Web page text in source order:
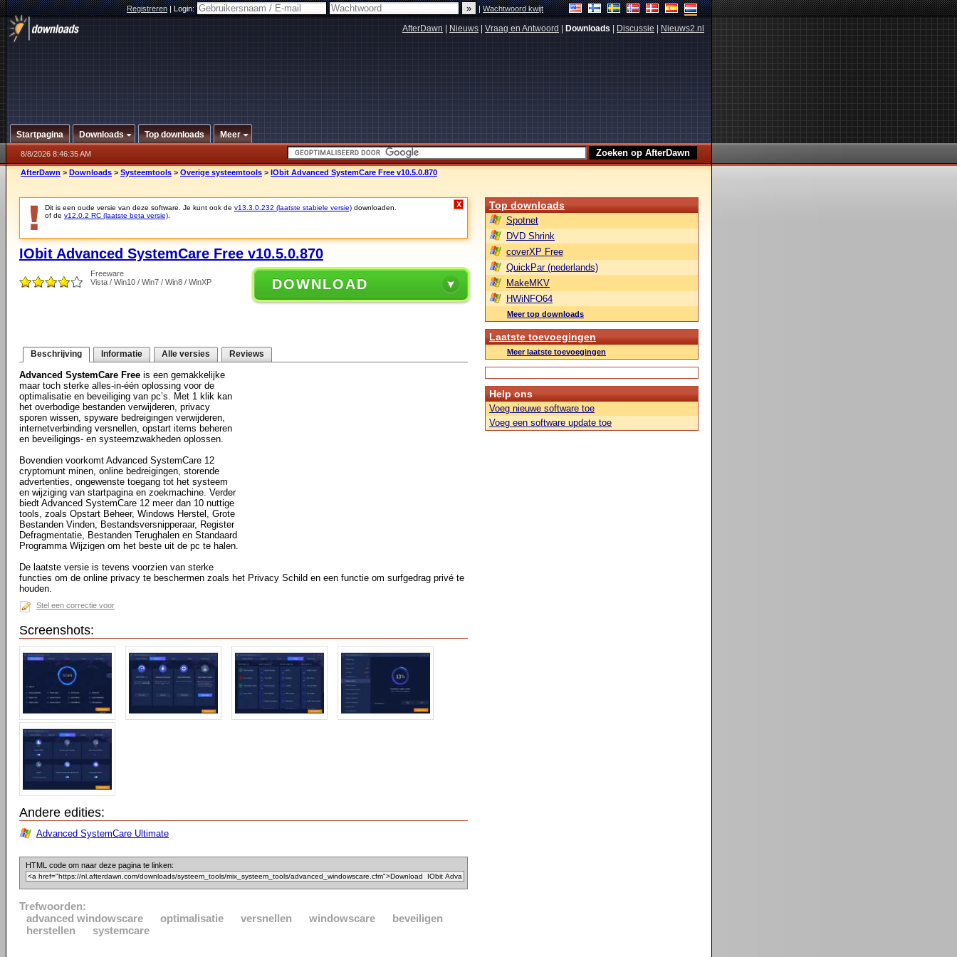
Registreren|Login: |Wachtwoord kwijt
AfterDawn Nieuws Vraag en Antwoord Downloads Discussie Nieuws2.nl
Startpagina Downloads Top downloads Meer
8/8/2026 8:46:35 AM
AfterDawn > Downloads > Systeemtools > Overige systeemtools > IObit Advanced SystemCare Free v10.5.0.870
Dit is een oude versie van deze software. Je kunt ook de v13.3.0.232 (laatste stabiele versie) downloaden.
of de v12.0.2 RC (laatste beta versie)
X
IObit Advanced SystemCare Free v10.5.0.870
Freeware
Vista / Win10 / Win7 / Win8 / WinXP
DOWNLOAD
Beschrijving Informatie Alle versies Reviews
Advanced SystemCare Free is een gemakkelijke
maar toch sterke alles-in-één oplossing voor de
optimalisatie en beveiliging van pc’s. Met 1 klik kan
het overbodige bestanden verwijderen, privacy
sporen wissen, spyware bedreigingen verwijderen,
internetverbinding versnellen, opstart items beheren
en beveiligings- en systeemzwakheden oplossen.
Bovendien voorkomt Advanced SystemCare 12
cryptomunt minen, online bedreigingen, storende
advertenties, ongewenste toegang tot het systeem
en wijziging van startpagina en zoekmachine. Verder
biedt Advanced SystemCare 12 meer dan 10 nuttige
tools, zoals Opstart Beheer, Windows Herstel, Grote
Bestanden Vinden, Bestandsversnipperaar, Register
Defragmentatie, Bestanden Terughalen en Standaard
Programma Wijzigen om het beste uit de pc te halen.
De laatste versie is tevens voorzien van sterke
functies om de online privacy te beschermen zoals het Privacy Schild en een functie om surfgedrag privé te
houden.
Stel een correctie voor
Screenshots:
Andere edities:
Advanced SystemCare Ultimate
HTML code om naar deze pagina te linken:
Trefwoorden:
advanced windowscare
optimalisatie versnellen windowscare
beveiligen
herstellen
systemcare
Top downloads
Spotnet
DVD Shrink
coverXP Free
QuickPar (nederlands)
MakeMKV
HWiNFO64
Meer top downloads
Laatste toevoegingen
Meer laatste toevoegingen
Help ons
Voeg nieuwe software toe
Voeg een software update toe